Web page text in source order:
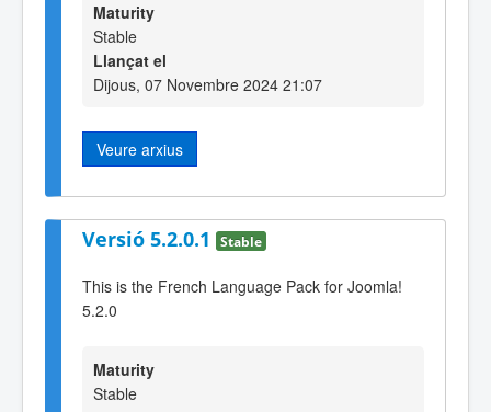
Maturity
Stable
Llançat el
Dijous, 07 Novembre 2024 21:07
Veure arxius
Versió 5.2.0.1 Stable
This is the French Language Pack for Joomla!
5.2.0
Maturity
Stable